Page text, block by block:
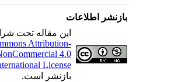
بازنشر اطلاعات
این مقاله تحت
Attribution-
NonCommercial 4.0
International License
بازنشر است.